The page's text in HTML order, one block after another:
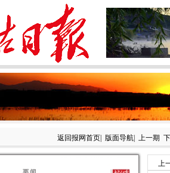
返回报网首页| 版面导航| 上一期
上